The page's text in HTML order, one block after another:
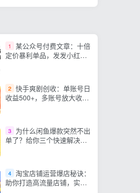
1
某公众号付费文章：十倍
定价暴利单品，发发小红
2 快手爽剧创收：单账号日
收益500+，多账号放大收
3
为什么闲鱼爆款突然不出
单了？给你三个快速解决方
4 淘宝店铺运营爆店秘诀：
助你打造高流量店铺，实现